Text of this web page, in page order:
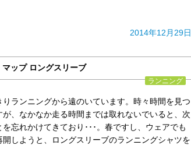
2014年12月29日
ップ ロングスリーブ
ランニング
ランニングから遠のいています。時々時間を見つ
、なかなか走る時間までは取れないでいると、次
忘れかけてきており･･･。春ですし、ウェアでも
しようと、ロングスリーブのランニングシャツを